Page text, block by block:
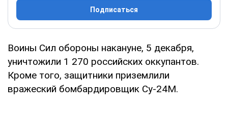
Подписаться
Воины Сил обороны накануне, 5 декабря,
уничтожили 1 270 российских оккупантов.
Кроме того, защитники приземлили
вражеский бомбардировщик Су-24М.